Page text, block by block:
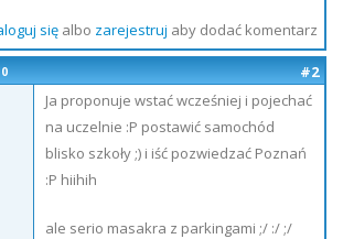
sięalbo zarejestruj aby dodać komentarz
#2
Ja proponuje wstać wcześniej i pojechać
na uczelnie :P postawić samochód
blisko szkoły ;) i iść pozwiedzać Poznań
:P hiihih
ale serio masakra z parkingami ;/ :/ ;/